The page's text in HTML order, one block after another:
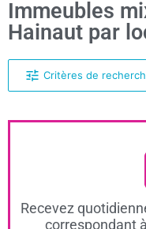
Immeubles
Hainaut par
Critères de
Recevez
correspondant